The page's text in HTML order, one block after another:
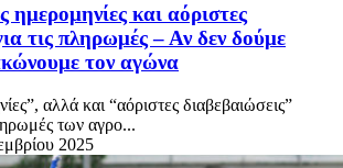
ημερομηνίες και αόριστες
τις πληρωμές – Αν δεν δούμε
τον αγώνα
αλλά και “αόριστες διαβεβαιώσεις”
των αγρο...
2025